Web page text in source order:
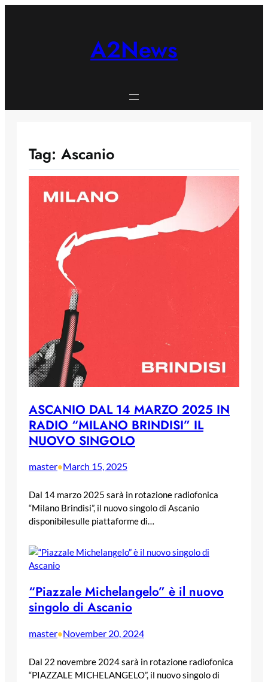
A2News
Tag: Ascanio
ASCANIO DAL 14 MARZO 2025 IN
RADIO “MILANO BRINDISI” IL
NUOVO SINGOLO
master•March 15, 2025
Dal 14 marzo 2025 sarà in rotazione radiofonica
“Milano Brindisi”, il nuovo singolo di Ascanio
disponibilesulle piattaforme di…
“Piazzale Michelangelo” è il nuovo
singolo di Ascanio
master•November 20, 2024
Dal 22 novembre 2024 sarà in rotazione radiofonica
“PIAZZALE MICHELANGELO”, il nuovo singolo di